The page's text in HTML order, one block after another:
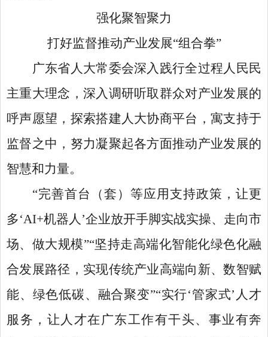
强化聚智聚力
打好监督推动产业发展“组合拳”
广东省人大常委会深入践行全过程人民民
主重大理念，深入调研听取群众对产业发展的
呼声愿望，探索搭建人大协商平台，寓支持于
监督之中，努力凝聚起各方面推动产业发展的
智慧和力量。
“完善首台（套）等应用支持政策，让更
多‘AI+机器人’企业放开手脚实战实操、走向市
场、做大规模”“坚持走高端化智能化绿色化融
合发展路径，实现传统产业高端向新、数智赋
能、绿色低碳、融合聚变”“实行‘管家式’人才
服务，让人才在广东工作有干头、事业有奔